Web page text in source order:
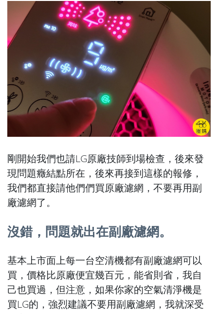
剛開始我們也請LG原廠技師到場檢查，後來發
現問題癥結點所在，後來再接到這樣的報修，
我們都直接請他們們買原廠濾網，不要再用副
廠濾網了。
沒錯，問題就出在副廠濾網。
基本上市面上每一台空清機都有副廠濾網可以
買，價格比原廠便宜幾百元，能省則省，我自
己也買過，但注意，如果你家的空氣清淨機是
買LG的，強烈建議不要用副廠濾網，我就深受